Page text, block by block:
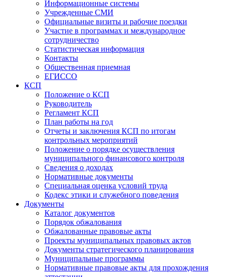
Информационные системы
Учрежденные СМИ
Официальные визиты и рабочие поездки
Участие в программах и международное
сотрудничество
Статистическая информация
Контакты
Общественная приемная
ЕГИССО
КСП
Положение о КСП
Руководитель
Регламент КСП
План работы на год
Отчеты и заключения КСП по итогам
контрольных мероприятий
Положение о порядке осуществления
муниципального финансового контроля
Сведения о доходах
Нормативные документы
Специальная оценка условий труда
Кодекс этики и служебного поведения
Документы
Каталог документов
Порядок обжалования
Обжалованные правовые акты
Проекты муниципальных правовых актов
Документы стратегического планирования
Муниципальные программы
Нормативные правовые акты для прохождения